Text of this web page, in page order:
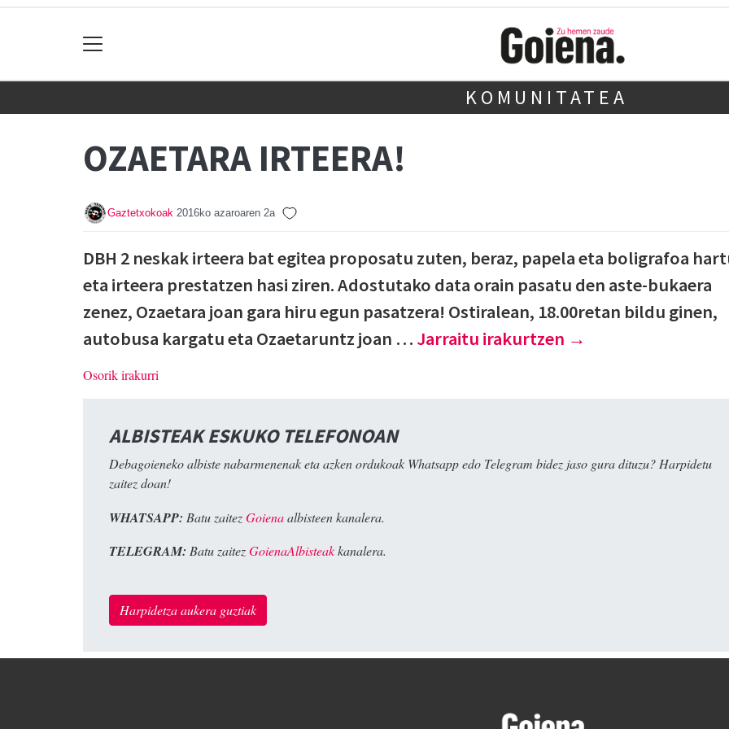
KOMUNITATEA
OZAETARA IRTEERA!
Gaztetxokoak 2016ko azaroaren 2a
DBH 2 neskak irteera bat egitea proposatu zuten, beraz, papela eta boligrafoa
eta irteera prestatzen hasi ziren. Adostutako data orain pasatu den aste-bukaera
zenez, Ozaetara joan gara hiru egun pasatzera! Ostiralean, 18.00retan bildu ginen,
autobusa kargatu eta Ozaetaruntz joan … Jarraitu irakurtzen →
Osorik irakurri
ALBISTEAK ESKUKO TELEFONOAN
Debagoieneko albiste nabarmenenak eta azken ordukoak Whatsapp edo Telegram bidez jaso gura dituzu? Harpidetu
zaitez doan!
WHATSAPP: Batu zaitezGoienaalbisteen kanalera.
TELEGRAM: Batu zaitezGoienaAlbisteakkanalera.
Harpidetza aukera guztiak